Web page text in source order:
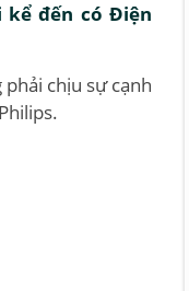
đến có Điện
chịu sự cạnh